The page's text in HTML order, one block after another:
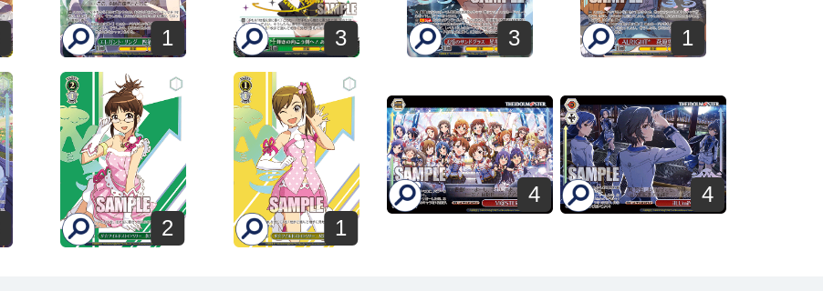
1 3 3 1
2 1
4 4